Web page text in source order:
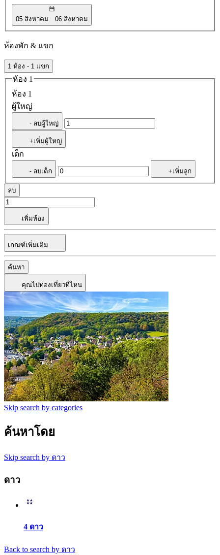
05 สิงหาคม 06 สิงหาคม
ห้องพัก & แขก
1 ห้อง - 1 แขก
ห้อง 1
ห้อง 1
ผู้ใหญ่
- ลบผู้ใหญ่
+เพิ่มผู้ใหญ่
เด็ก
- ลบเด็ก +เพิ่มลูก
ลบ
เพิ่มห้อง
เกณฑ์เพิ่มเติม
ค้นหา
คุณไปท่องเที่ยวที่ไหน
Skip search by categories
ค้นหาโดย
Skip search by ดาว
ดาว
4 ดาว
Back to search by ดาว